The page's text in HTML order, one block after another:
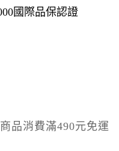
國際品保認證
品消費滿490元免運